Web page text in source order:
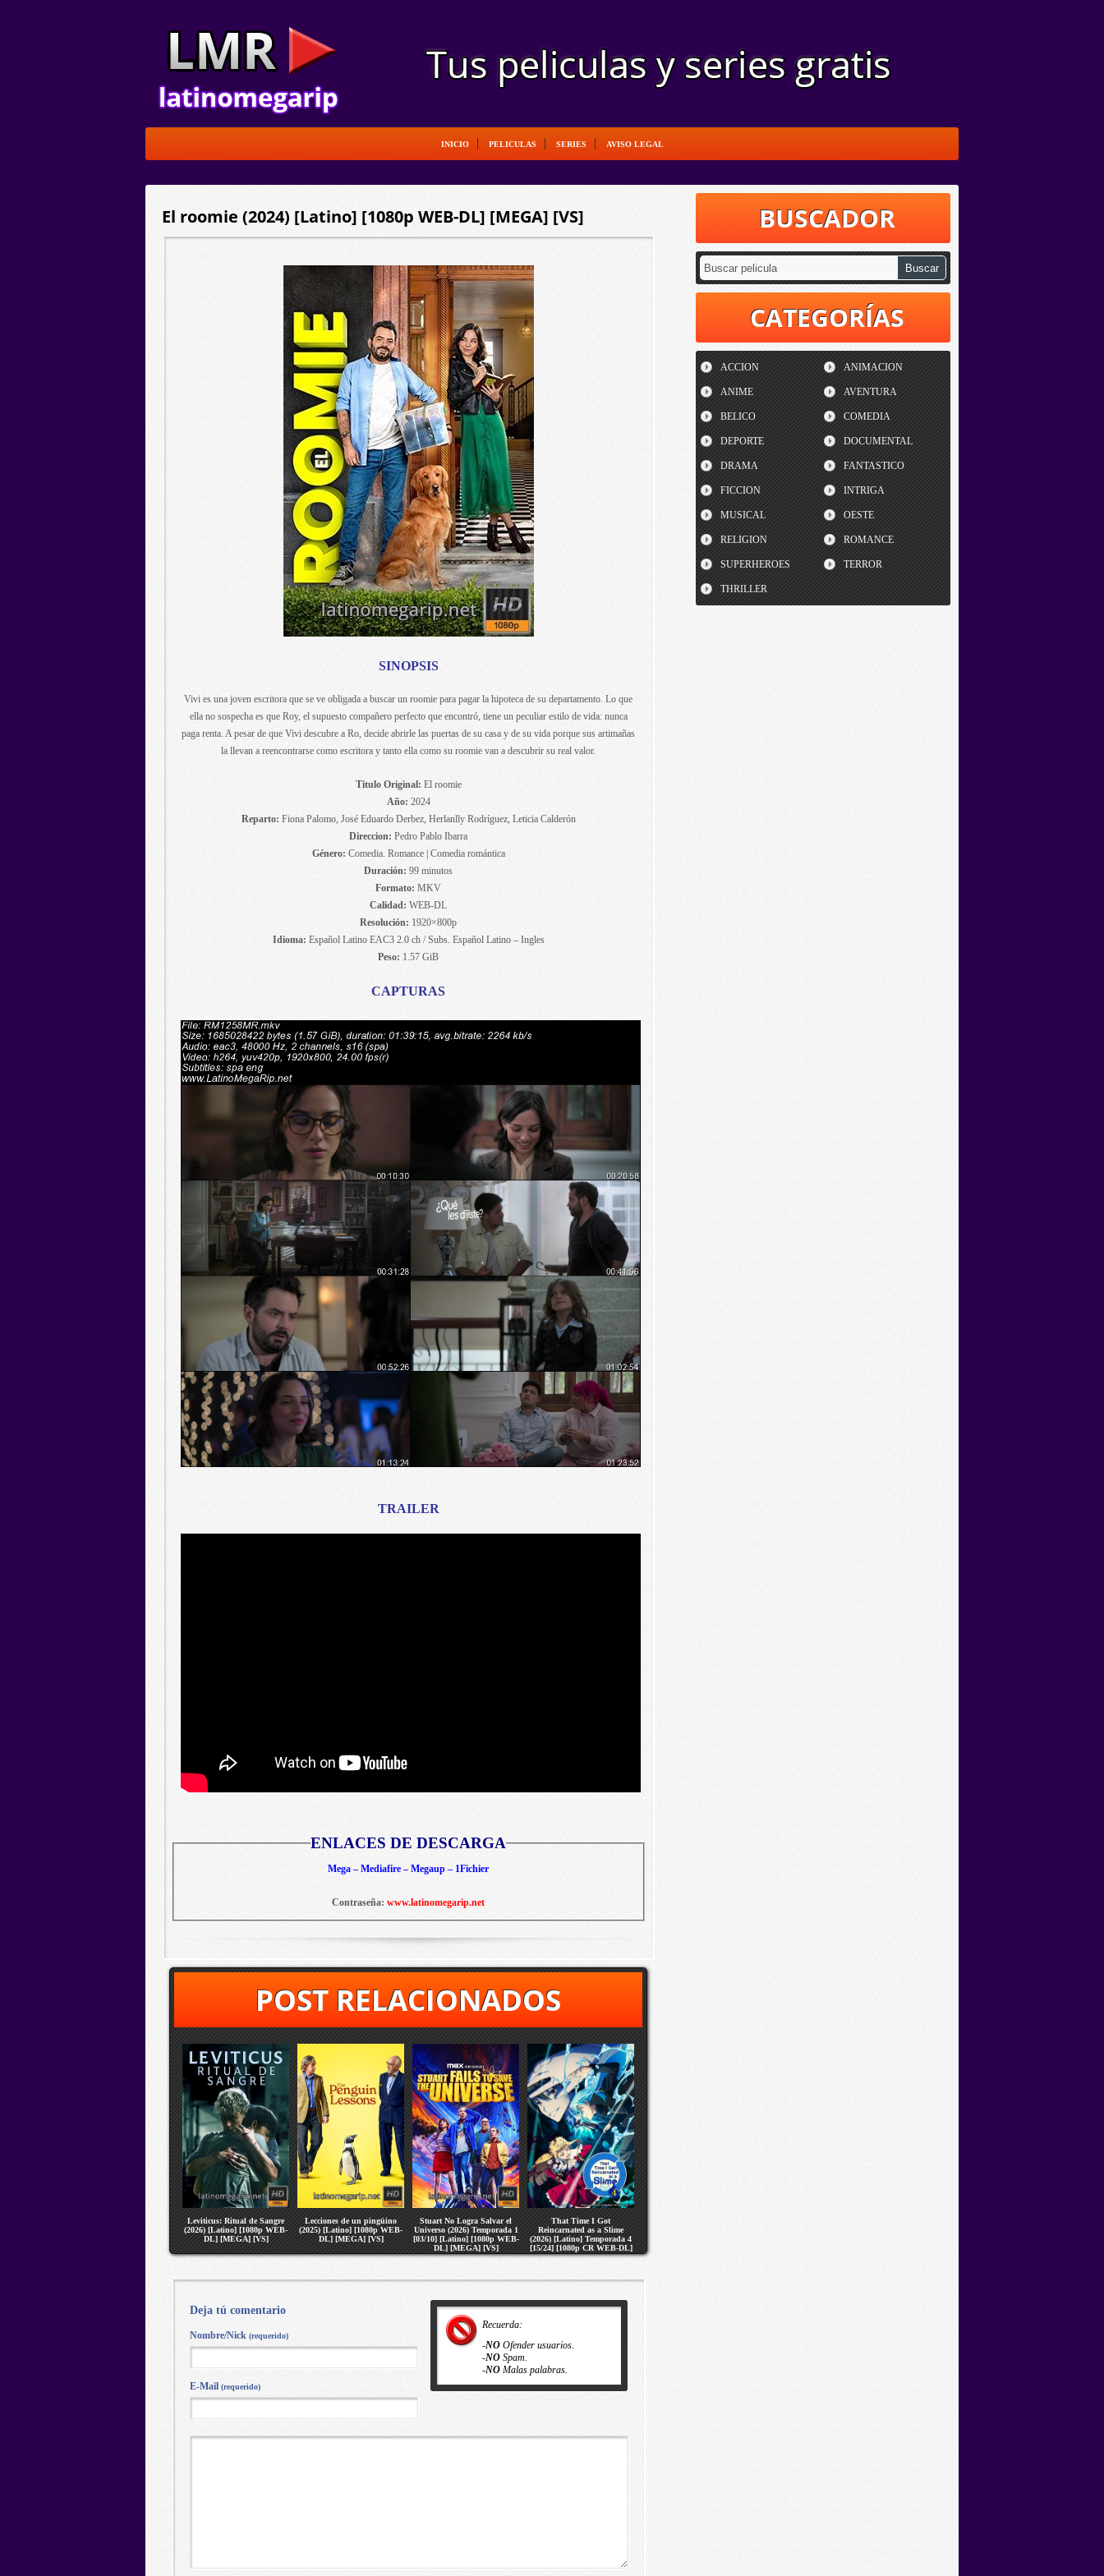
INICIO PELICULAS SERIES AVISO LEGAL
El roomie (2024) [Latino] [1080p WEB-DL] [MEGA] [VS]
SINOPSIS
Vivi es una joven escritora que se ve obligada a buscar un roomie para pagar la hipoteca de su departamento. Lo que
ella no sospecha es que Roy, el supuesto compañero perfecto que encontró, tiene un peculiar estilo de vida: nunca
paga renta. A pesar de que Vivi descubre a Ro, decide abrirle las puertas de su casa y de su vida porque sus artimañas
la llevan a reencontrarse como escritora y tanto ella como su roomie van a descubrir su real valor.
Titulo Original: El roomie
Año: 2024
Reparto: Fiona Palomo, José Eduardo Derbez, Herlanlly Rodríguez, Leticia Calderón
Direccion: Pedro Pablo Ibarra
Género: Comedia. Romance | Comedia romántica
Duración: 99 minutos
Formato: MKV
Calidad: WEB-DL
Resolución: 1920×800p
Idioma: Español Latino EAC3 2.0 ch / Subs. Español Latino – Ingles
Peso: 1.57 GiB
CAPTURAS
TRAILER
ENLACES DE DESCARGA
Mega – Mediafire – Megaup – 1Fichier
Contraseña: www.latinomegarip.net
POST RELACIONADOS
Leviticus: Ritual de Sangre
(2026) [Latino] [1080p WEB-
DL] [MEGA] [VS]
Lecciones de un pingüino
(2025) [Latino] [1080p WEB-
DL] [MEGA] [VS]
Stuart No Logra Salvar el
Universo (2026) Temporada 1
[03/10] [Latino] [1080p WEB-
DL] [MEGA] [VS]
That Time I Got
Reincarnated as a Slime
(2026) [Latino] Temporada 4
[15/24] [1080p CR WEB-DL]
[MEGA] [VS]
Recuerda:
-NO Ofender usuarios.
-NO Spam.
-NO Malas palabras.
Deja tú comentario
Nombre/Nick (requerido)
E-Mail (requerido)
BUSCADOR
CATEGORÍAS
ACCION ANIMACION
ANIME AVENTURA
BELICO COMEDIA
DEPORTE DOCUMENTAL
DRAMA FANTASTICO
FICCION INTRIGA
MUSICAL OESTE
RELIGION ROMANCE
SUPERHEROES TERROR
THRILLER